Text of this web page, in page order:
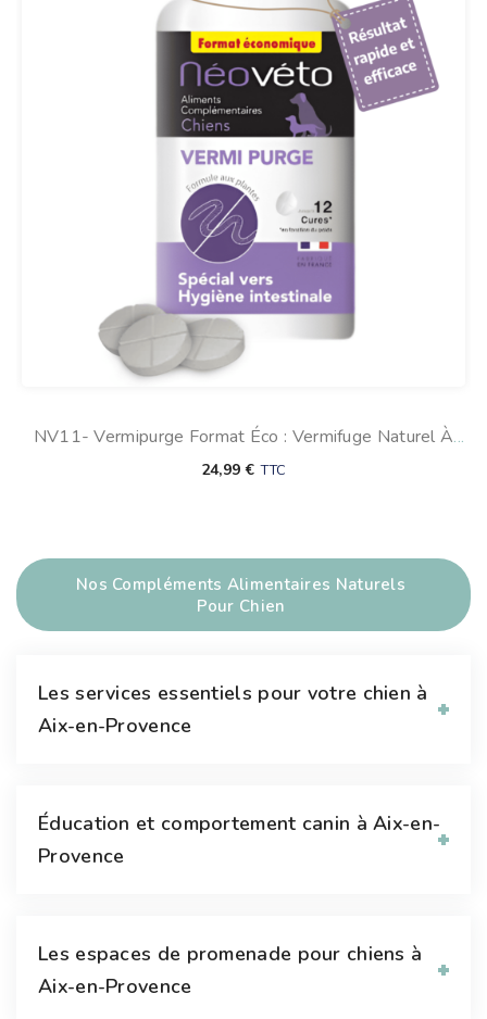
NV11- Vermipurge Format Éco : Vermifuge Naturel À
Base D’ail Pour Chien
24,99€ TTC
Nos Compléments Alimentaires Naturels
Pour Chien
Les services essentiels pour votre chien à
Aix-en-Provence
Éducation et comportement canin à Aix-en-
Provence
Les espaces de promenade pour chiens à
Aix-en-Provence